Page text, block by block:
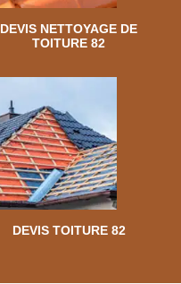
DEVIS NETTOYAGE DE
TOITURE 82
DEVIS TOITURE 82